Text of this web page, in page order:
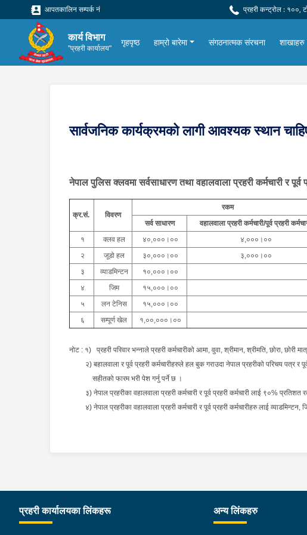
आपतकालिन सम्पर्क नं प्रहरी कन्ट्रोल :
कार्य विभाग
"प्रहरी कार्यालय"
गृहपृष्ठ हाम्रो बारेमा संगठनात्मक संरचना शाखाहरु
सार्वजनिक कार्यक्रमको लागी आवश्यक स्थान
नेपाल पुलिस क्लवमा सर्वसाधारण तथा वहालवाला प्रहरी कर्मचारी र पूर्व
क्र.सं. विवरण
रकम
सर्व साधारण
वहालवाला प्रहरी कर्मचारी/पूर्व प्रहरी
१
क्लव हल ४०,०००।०० ४,०००।००
२
जूडो हल ३०,०००।०० ३,०००।००
३
व्याडमिन्टन १०,०००।००
४
जिम १५,०००।००
५
लन टेनिस १५,०००।००
६
सम्पूर्ण खेल १,००,०००।००
नोट : १) प्रहरी परिवार भन्नाले प्रहरी कर्मचारीको आमा, वुवा, श्रीमान, श्रीमति, छोरा, छोरी
२) बहालवाला र पूर्व प्रहरी कर्मचारीहरुले हल बुक गराउदा नेपाल प्रहरीको परिचय पत्र र
सहीतको फारम भरी पेश गर्नु पर्ने छ ।
३) नेपाल प्रहरीका वहालवाला प्रहरी कर्मचारी र पूर्व प्रहरी कर्मचारी लाई ९०% प्रतिशत
४) नेपाल प्रहरीका वहालवाला प्रहरी कर्मचारी र पूर्व प्रहरी कर्मचारीहरु लाई
प्रहरी कार्यालयका लिंकहरू अन्य लिंकहरु